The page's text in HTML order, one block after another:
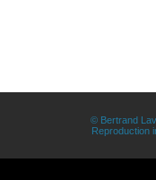
© Bertrand
Reproduction